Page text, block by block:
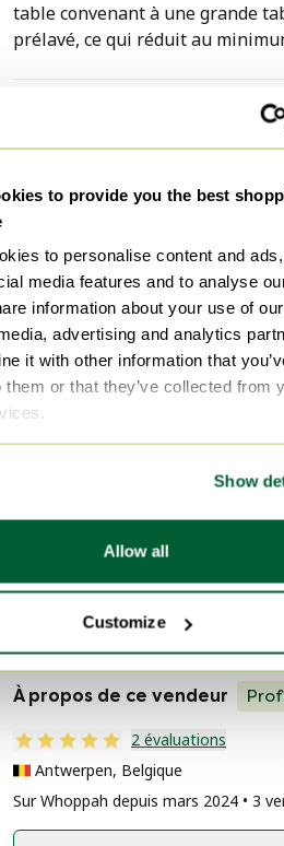
to provide you the best
to personalise content and
media features and to analyse
information about your use of
advertising and analytics
it with other information that
them or that they’ve collected from
Show
Allow all
Customize
table convenant à une grande
prélavé, ce qui réduit au
Couleurs
Vert
Quantité
1
Hauteur
260 cm
Largeur
50 cm
Informations sur le vendeur
À propos de ce vendeur
2 évaluations
Antwerpen, Belgique
Sur Whoppah depuis mars 2024 • 3